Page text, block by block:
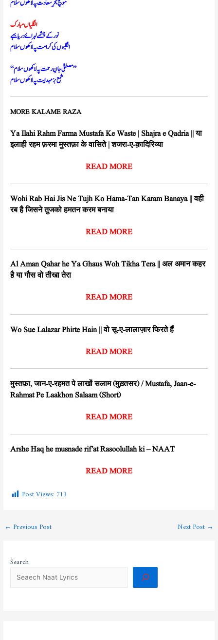
موجِ بحرِ سعادت پہ لاکھوں سلام
انگلیاں مبارک
نور کے چشمے لہرائے دریا بہے
انگلیوں کی کرامت پہ لاکھوں سلام
“مصطفیٰ جانِ رحمت پہ لاکھوں سلام”
شمع بزمہدایت پہ لاکھوں سلام
MORE KALAME RAZA
Ya Ilahi Rahm Farma Mustafa Ke Waste | Shajra e Qadria || या
इलाही रहम फ़रमा मुस्तफ़ा के वासिते | शजरा-ए-क़ादिरिय्या
READ MORE
Wohi Rab Hai Jis Ne Tujh Ko Hama-Tan Karam Banaya || वही
रब है जिसने तुजको हमतन करम बनाया
READ MORE
Al Aman Qahar he Ya Ghaus Woh Tikha Tera || अल अमान कहर
है या गौस वो तीखा तेरा
READ MORE
Wo Sue Lalazar Phirte Hain || वो सू-ए-लालाज़ार फिरते हैं
READ MORE
मुस्तफ़ा, जान-ए-रहमत पे लाखों सलाम (मुख़्तसर) / Mustafa, Jaan-e-
Rahmat Pe Laakhon Salaam (Short)
READ MORE
Arshe Haq he musnade rif’at Rasoolullah ki – NAAT
READ MORE
Post Views:713
← Previous Post Next Post→
Search